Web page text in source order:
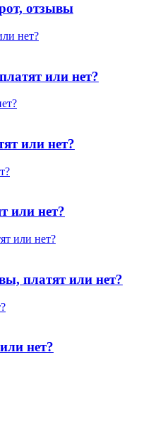
отзывы
нет?
или нет?
или нет?
или нет?
или нет?
платят или нет?
нет?